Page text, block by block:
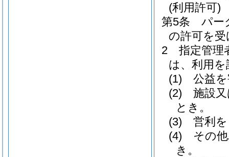
(利用許可)
第5条
パー
の許可を
2
指定管理
は、利用
(1)
公益
(2)
施設
とき。
(3)
営利
(4)
その
き。